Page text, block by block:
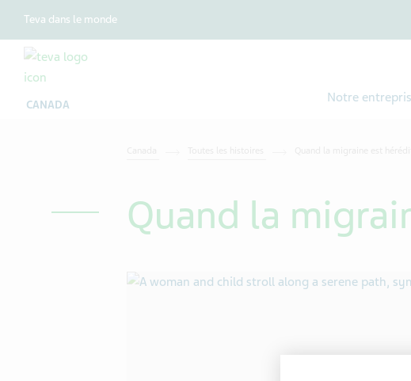
Teva dans le monde
Notre
CANADA
Quand la